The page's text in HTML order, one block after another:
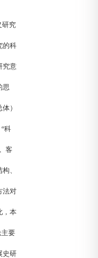
研究
的科
究意
思
）
科
客
、
法对
，本
主要
史研